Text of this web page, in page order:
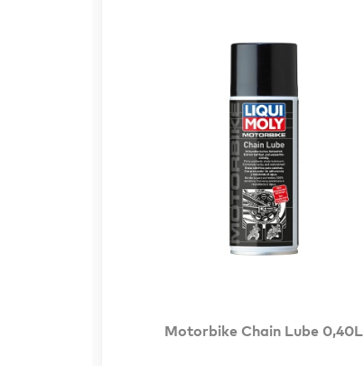
Motorbike Chain Lube 0,40L